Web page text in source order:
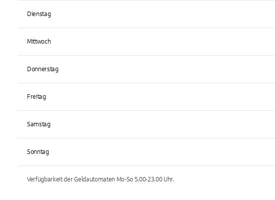
Dienstag
Mittwoch
Donnerstag
Freitag
Samstag
Sonntag
Verfügbarkeit der Geldautomaten Mo-So 5.00-23.00Uhr.